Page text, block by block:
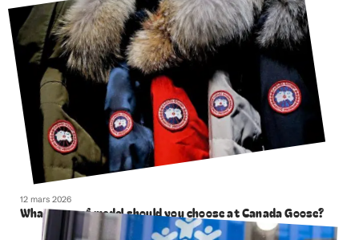
12 mars 2026
What type of model should you choose at Canada Goose?